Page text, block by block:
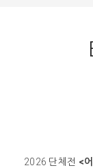
2026 단체전 <